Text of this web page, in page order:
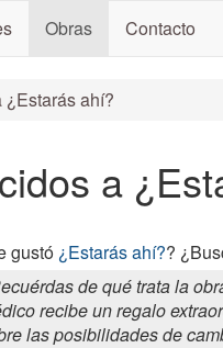
Obras Contacto
ahí?
a
gustó ¿Estarás ahí??
de qué trata la
recibe un regalo
las posibilidades de